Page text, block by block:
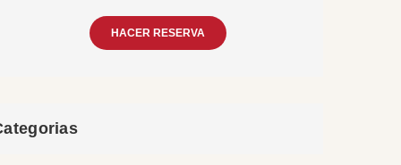
HACER RESERVA